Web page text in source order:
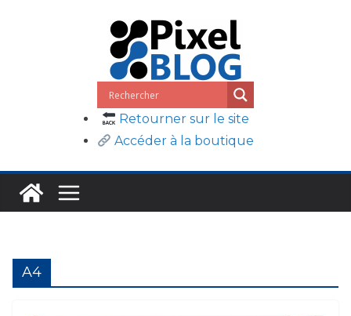
Retourner sur le site
Accéder à la boutique
A4